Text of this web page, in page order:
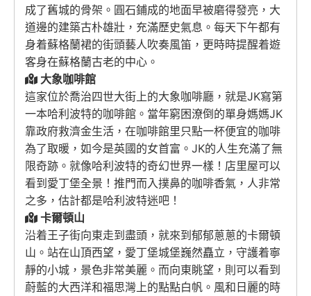
成了舊城的骨架。圓石鋪成的地面早被磨得發亮，大
道邊的建築古朴雄壯，充滿歷史氣息。每天下午都有
身着蘇格蘭裙的街頭藝人吹奏風笛，更時時提醒着遊
客身在蘇格蘭古老的中心。
大象咖啡館
這家位於喬治四世大街上的大象咖啡廳，就是JK寫第
一本哈利波特的咖啡館。當年窮困潦倒的單身媽媽JK
靠政府救濟金生活，在咖啡館里只點一杯便宜的咖啡
為了取暖，如今是英國的女首富。JK的人生充滿了無
限奇跡。就像哈利波特的奇幻世界一樣！店里屋可以
看到愛丁堡全景！推門而入撲鼻的咖啡香氣，人非常
之多，估計都是哈利波特迷吧！
卡爾頓山
沿着王子街向東走到盡頭，就來到郁郁蔥蔥的卡爾頓
山。站在山頂西望，愛丁堡城堡巍然矗立，守護着寧
靜的小城，景色非常美麗。而向東眺望，則可以看到
蔚藍的大西洋和福思灣上的點點白帆。風和日麗的時